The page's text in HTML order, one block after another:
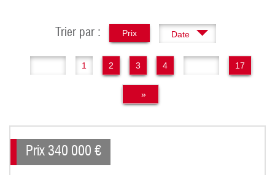
Trier par : Prix Date
1 2 3 4 17
»
Prix 340 000 €